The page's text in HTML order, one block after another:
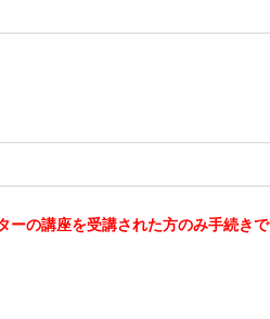
の講座を受講された方のみ手続きで